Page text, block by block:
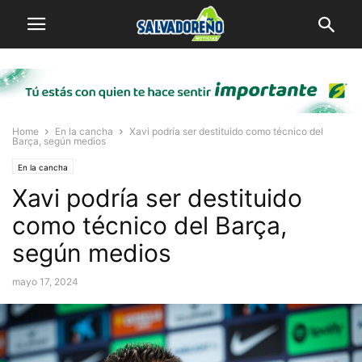
Home En la cancha
Xavi podría ser destituido como técnico del
Barça, según medios
En la cancha
Xavi podría ser destituido
como técnico del Barça,
según medios
mayo 17, 2024